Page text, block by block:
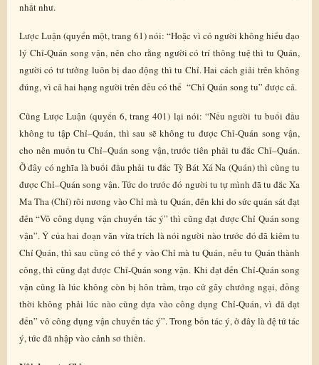
nhất như.
Lược Luận (quyển một, trang 61) nói: “Hoặc vì có người không hiểu đạo
lý Chỉ-Quán song vận, nên cho rằng người có trí thông tuệ thì tu Quán,
người có tư tưởng luôn bị dao động thì tu Chỉ. Hai cách giải trên không
đúng, vì cả hai hạng người trên đều có thể “Chỉ Quán song tu” được cả.
Cũng Lược Luận (quyển 6, trang 401) lại nói: “Nếu người tu buổi đầu
không tu tập Chỉ–Quán, thì sau sẽ không tu được Chỉ-Quán song vận,
cho nên muốn tu Chỉ–Quán song vận, trước tiên phải tu đắc Chỉ–Quán.
Ở đây có nghĩa là buổi đầu phải tu đắc Tỳ Bát Xá Na (Quán) thì cũng tu
được Chỉ–Quán song vận. Tức do trước đó người tu tự mình đã tu đắc Xa
Ma Tha (Chỉ) rồi nương vào Chỉ mà tu Quán, đến khi do sức quán sát đạt
đến “Vô công dụng vận chuyển tác ý” thì cũng đạt được Chỉ Quán song
vận”. Ý của hai đoạn văn vừa trích là nói người nào trước đó đã kiêm tu
Chỉ Quán, thì sau cũng có thể y vào Chỉ mà tu Quán, nếu tu Quán thành
công, thì cũng đạt được Chỉ-Quán song vận. Khi đạt đến Chỉ-Quán song
vận cũng là lúc không còn bị hôn trầm, trạo cử gây chướng ngại, đồng
thời không phải lúc nào cũng dựa vào công dụng Chỉ-Quán, vì đã đạt
đến” vô công dụng vận chuyển tác ý”. Trong bốn tác ý, ở đây là đệ tứ tác
ý, tức đã nhập vào cảnh sơ thiền.